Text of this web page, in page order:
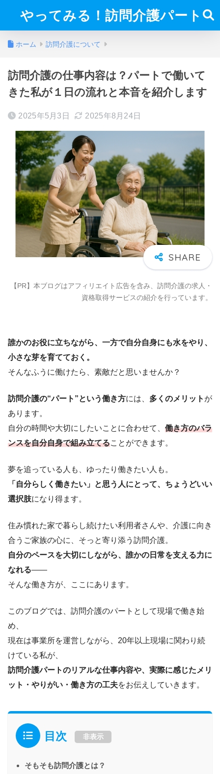
やってみる！訪問介護パート
ホーム 訪問介護について
訪問介護の仕事内容は？パートで働いて
きた私が１日の流れと本音を紹介します
2025年5月3日 2025年8月24日
【PR】本ブログはアフィリエイト広告を含み、訪問介護の求人・
資格取得サービスの紹介を行っています。
誰かのお役に立ちながら、一方で自分自身にも水をやり、
小さな芽を育てておく。
そんなふうに働けたら、素敵だと思いませんか？
訪問介護の“パート”という働き方には、 多くのメリット が
あります。
自分の時間や大切にしたいことに合わせて、 働き方のバラ
ンスを自分自身で組み立てることができます。
夢を追っている人も、ゆったり働きたい人も。
「自分らしく働きたい」と思う人にとって、ちょうどいい
選択肢になり得ます。
住み慣れた家で暮らし続けたい利用者さんや、介護に向き
合うご家族の心に、そっと寄り添う訪問介護。
自分のペースを大切にしながら、誰かの日常を支える力に
なれる――
そんな働き方が、ここにあります。
このブログでは、訪問介護のパートとして現場で働き始
め、
現在は事業所を運営しながら、20年以上現場に関わり続
けている私が、
訪問介護パートのリアルな仕事内容や、実際に感じたメリ
ット・やりがい・働き方の工夫をお伝えしていきます。
目次 非表示
そもそも訪問介護とは？